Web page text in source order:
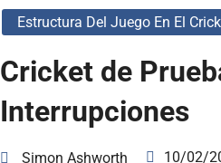
Estructura Del Juego En El
Cricket de
Interrupciones
Simon Ashworth 10/02/